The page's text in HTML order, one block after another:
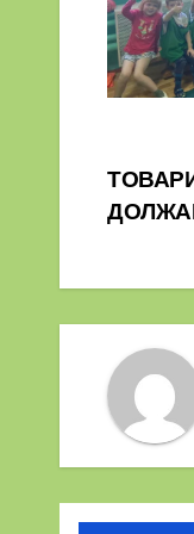
по